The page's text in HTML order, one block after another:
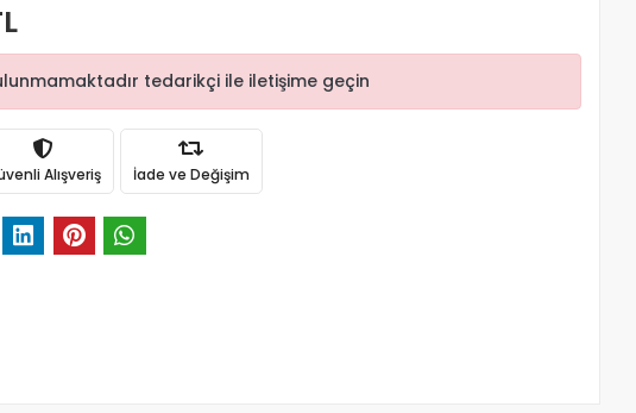
tedarikçi ile iletişime geçin
Alışveriş İade ve Değişim